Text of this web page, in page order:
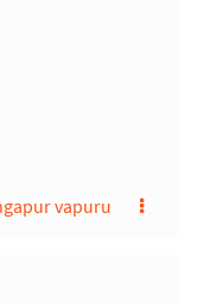
vapuru